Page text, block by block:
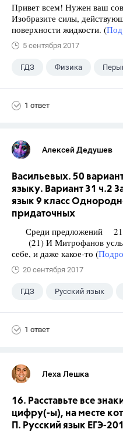
Привет всем! Нужен ваш
Изобразите силы,
поверхности жидкости. (
5 сентября 2017
ГДЗ Физика
1 ответ
Алексей Дедушев
Васильевых. 50
языку. Вариант 31 ч.2
язык 9 класс
придаточных
Среди предложений
(21) И Митрофанов
себе, и даже какое-то (
20 сентября 2017
ГДЗ Русский язык
1 ответ
Леха Лешка
16. Расставьте все
цифру(-ы), на месте
П. Русский язык ЕГЭ-